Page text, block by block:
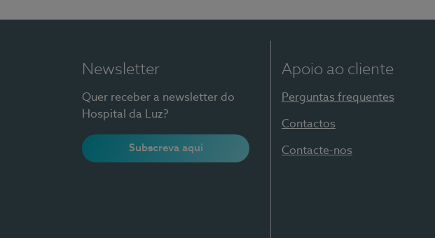
Newsletter
Quer receber a newsletter do
Hospital da Luz?
Subscreva aqui
Apoio ao cliente
Perguntas frequentes
Contactos
Contacte-nos